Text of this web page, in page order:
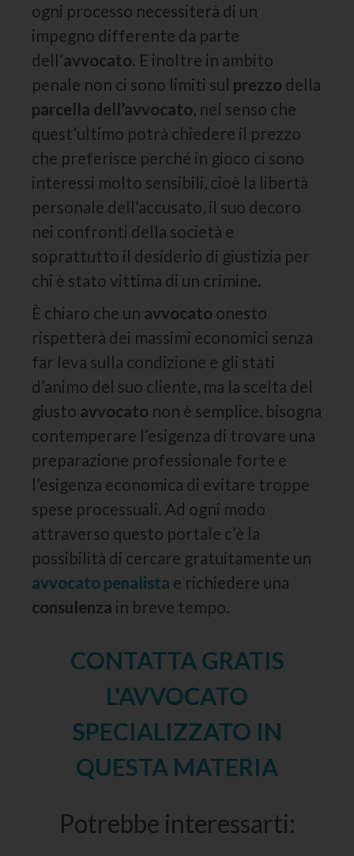
ogni processo necessiterà di un
impegno differente da parte
dell’avvocato. E inoltre in ambito
penale non ci sono limiti sul prezzo della
parcella dell’avvocato, nel senso che
quest’ultimo potrà chiedere il prezzo
che preferisce perché in gioco ci sono
interessi molto sensibili, cioè la libertà
personale dell’accusato, il suo decoro
nei confronti della società e
soprattutto il desiderio di giustizia per
chi è stato vittima di un crimine.
È chiaro che un avvocato onesto
rispetterà dei massimi economici senza
far leva sulla condizione e gli stati
d’animo del suo cliente, ma la scelta del
giusto avvocato non è semplice, bisogna
contemperare l’esigenza di trovare una
preparazione professionale forte e
l’esigenza economica di evitare troppe
spese processuali. Ad ogni modo
attraverso questo portale c’è la
possibilità di cercare gratuitamente un
avvocato penalista e richiedere una
consulenza in breve tempo.
CONTATTA GRATIS
L'AVVOCATO
SPECIALIZZATO IN
QUESTA MATERIA
Potrebbe interessarti: